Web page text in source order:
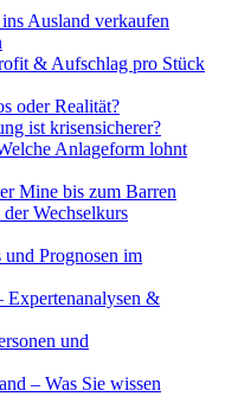
Ausland verkaufen
& Aufschlag pro Stück
oder Realität?
ist krisensicherer?
Anlageform lohnt
Mine bis zum Barren
Wechselkurs
Prognosen im
Expertenanalysen &
und
– Was Sie wissen